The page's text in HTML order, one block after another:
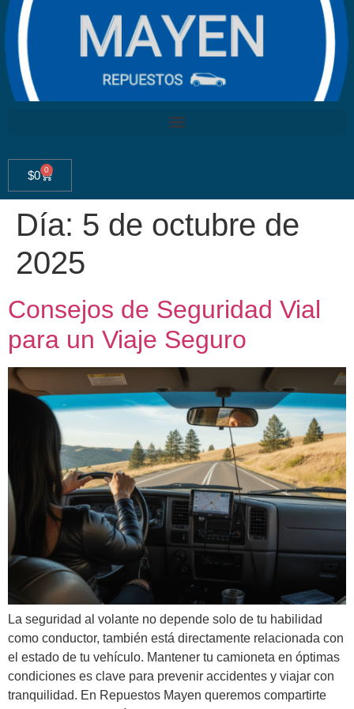
$0 0
Día: 5 de octubre de
2025
Consejos de Seguridad Vial
para un Viaje Seguro
La seguridad al volante no depende solo de tu habilidad
como conductor, también está directamente relacionada con
el estado de tu vehículo. Mantener tu camioneta en óptimas
condiciones es clave para prevenir accidentes y viajar con
tranquilidad. En Repuestos Mayen queremos compartirte